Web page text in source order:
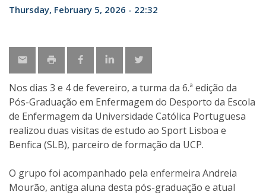
Thursday, February 5, 2026 - 22:32
Nos dias 3 e 4 de fevereiro, a turma da 6.ª edição da
Pós-Graduação em Enfermagem do Desporto da Escola
de Enfermagem da Universidade Católica Portuguesa
realizou duas visitas de estudo ao Sport Lisboa e
Benfica (SLB), parceiro de formação da UCP.
O grupo foi acompanhado pela enfermeira Andreia
Mourão, antiga aluna desta pós-graduação e atual